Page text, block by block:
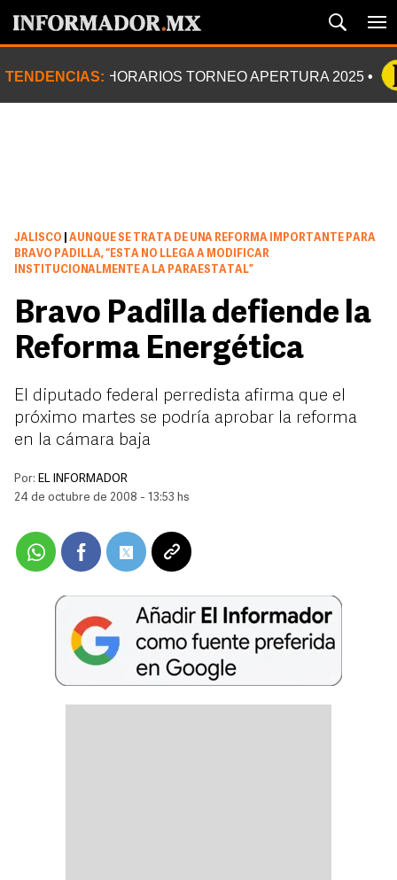
TENDENCIAS: HORARIOS TORNEO APERTURA 2025
JALISCO
AUNQUE SE TRATA DE UNA REFORMA IMPORTANTE PARA
BRAVO PADILLA, “ESTA NO LLEGA A MODIFICAR
INSTITUCIONALMENTE A LA PARAESTATAL”
Bravo Padilla defiende la
Reforma Energética
El diputado federal perredista afirma que el
próximo martes se podría aprobar la reforma
en la cámara baja
Por: EL INFORMADOR
24 de octubre de 2008 - 13:53 hs